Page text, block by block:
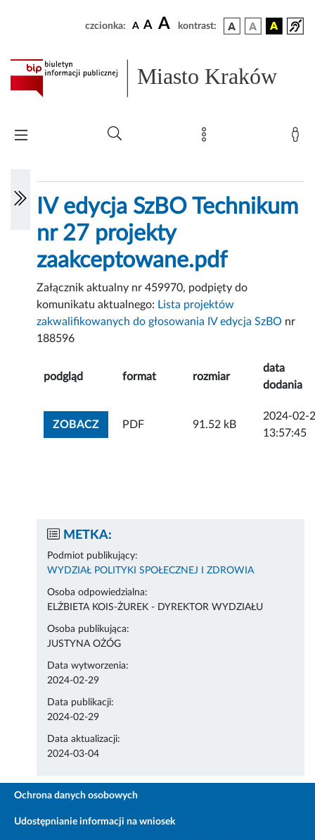
czcionka: A A A kontrast:
Miasto Kraków
IV edycja SzBO Technikum
nr 27 projekty
zaakceptowane.pdf
Załącznik aktualny nr 459970, podpięty do
komunikatu aktualnego: Lista projektów
zakwalifikowanych do głosowania IV edycja SzBO nr
188596
podgląd format rozmiar
data
dodania
ZOBACZZOBACZ ZAŁĄCZNIK
PDF 91.52 kB
2024-02-
13:57:45
METKA:
Podmiot publikujący:
WYDZIAŁ POLITYKI SPOŁECZNEJ I ZDROWIA
Osoba odpowiedzialna:
ELŻBIETA KOIS-ŻUREK - DYREKTOR WYDZIAŁU
Osoba publikująca:
JUSTYNA OŻÓG
Data wytworzenia:
2024-02-29
Data publikacji:
2024-02-29
Data aktualizacji:
2024-03-04
Ochrona danych osobowych
Udostępnianie informacji na wniosek